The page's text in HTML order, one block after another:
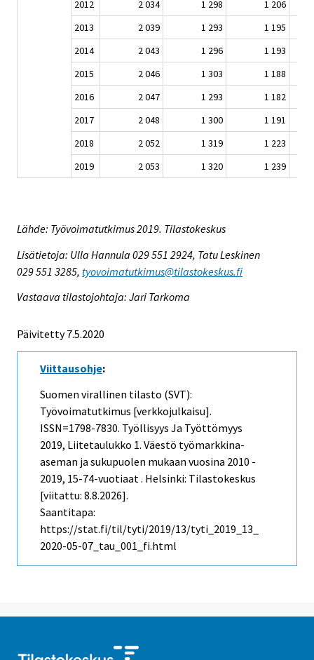
2012 2 034 1 298
1 206
2013
2 039 1 293
1 195
2014
2 043 1 296
1 193
2015
2 046 1 303
1 188
2016
2 047 1 293
1 182
2017
2 048 1 300
1 191
2018
2 052 1 319
1 223
2019
2 053 1 320 1 239
Lähde: Työvoimatutkimus 2019. Tilastokeskus
Lisätietoja: Ulla Hannula 029 551 2924, Tatu Leskinen
029 551 3285, tyovoimatutkimus@tilastokeskus.fi
Vastaava tilastojohtaja: Jari Tarkoma
Päivitetty 7.5.2020
Viittausohje:
Suomen virallinen tilasto (SVT):
Työvoimatutkimus [verkkojulkaisu].
ISSN=1798-7830. Työllisyys Ja Työttömyys
2019, Liitetaulukko 1. Väestö työmarkkina-
aseman ja sukupuolen mukaan vuosina 2010 -
2019, 15-74-vuotiaat . Helsinki: Tilastokeskus
[viitattu: 8.8.2026].
Saantitapa:
https://stat.fi/til/tyti/2019/13/tyti_2019_13_
2020-05-07_tau_001_fi.html